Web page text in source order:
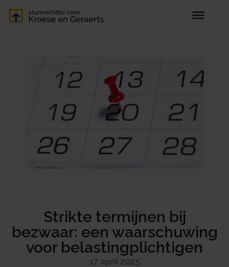
Strikte termijnen bij
bezwaar: een waarschuwing
voor belastingplichtigen
17 april 2025